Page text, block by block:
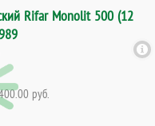
Rifar Monolit 500 (12
руб.